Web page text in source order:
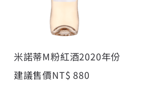
米諾蒂M粉紅酒2020年份
建議售價NT$ 880